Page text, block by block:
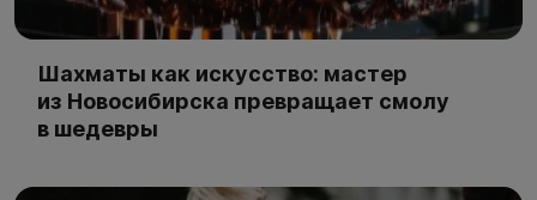
Шахматы как искусство: мастер
из Новосибирска превращает смолу
в шедевры